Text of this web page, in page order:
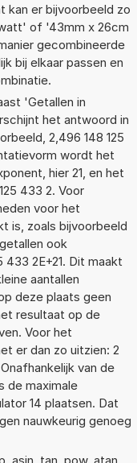
kan er bijvoorbeeld zo
of '43mm x 26cm
gecombineerde
bij elkaar passen en
'Getallen in
het antwoord in
2,496 148 125
wordt het
hier 21, en het
433 2. Voor
voor het
is, zoals bijvoorbeeld
ook
2E+21. Dit maakt
aantallen
deze plaats geen
resultaat op de
Voor het
er dan zo uitzien: 2
van de
de maximale
14 plaatsen. Dat
nauwkeurig genoeg
asin, tan, pow, atan,